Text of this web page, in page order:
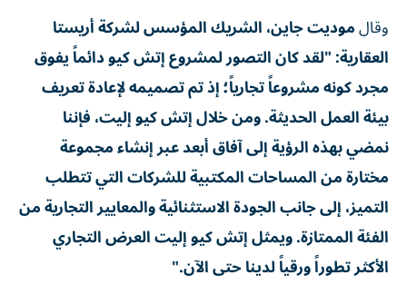
وقالموديت جاين، الشريك المؤسس لشركة أريستا
العقارية: "لقد كان التصور لمشروع إتش كيو دائماً يفوق
مجرد كونه مشروعاً تجارياً؛ إذ تم تصميمه لإعادة تعريف
بيئة العمل الحديثة. ومن خلال إتش كيو إليت، فإننا
نمضي بهذه الرؤية إلى آفاق أبعد عبر إنشاء مجموعة
مختارة من المساحات المكتبية للشركات التي تتطلب
التميز، إلى جانب الجودة الاستثنائية والمعايير التجارية من
الفئة الممتازة. ويمثل إتش كيو إليت العرض التجاري
الأكثر تطوراً ورقياً لدينا حتى الآن."